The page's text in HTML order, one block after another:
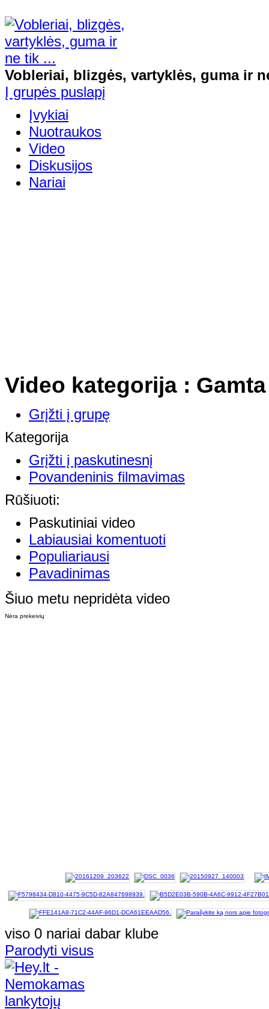
Vobleriai, blizgės, vartyklės, guma ir
Į grupės puslapį
Įvykiai
Nuotraukos
Video
Diskusijos
Nariai
Video kategorija : Gamta
Grįžti į grupę
Kategorija
Grįžti į paskutinesnį
Povandeninis filmavimas
Rūšiuoti:
Paskutiniai video
Labiausiai komentuoti
Populiariausi
Pavadinimas
Šiuo metu nepridėta video
Nėra prekeivių
viso 0 nariai dabar klube
Parodyti visus